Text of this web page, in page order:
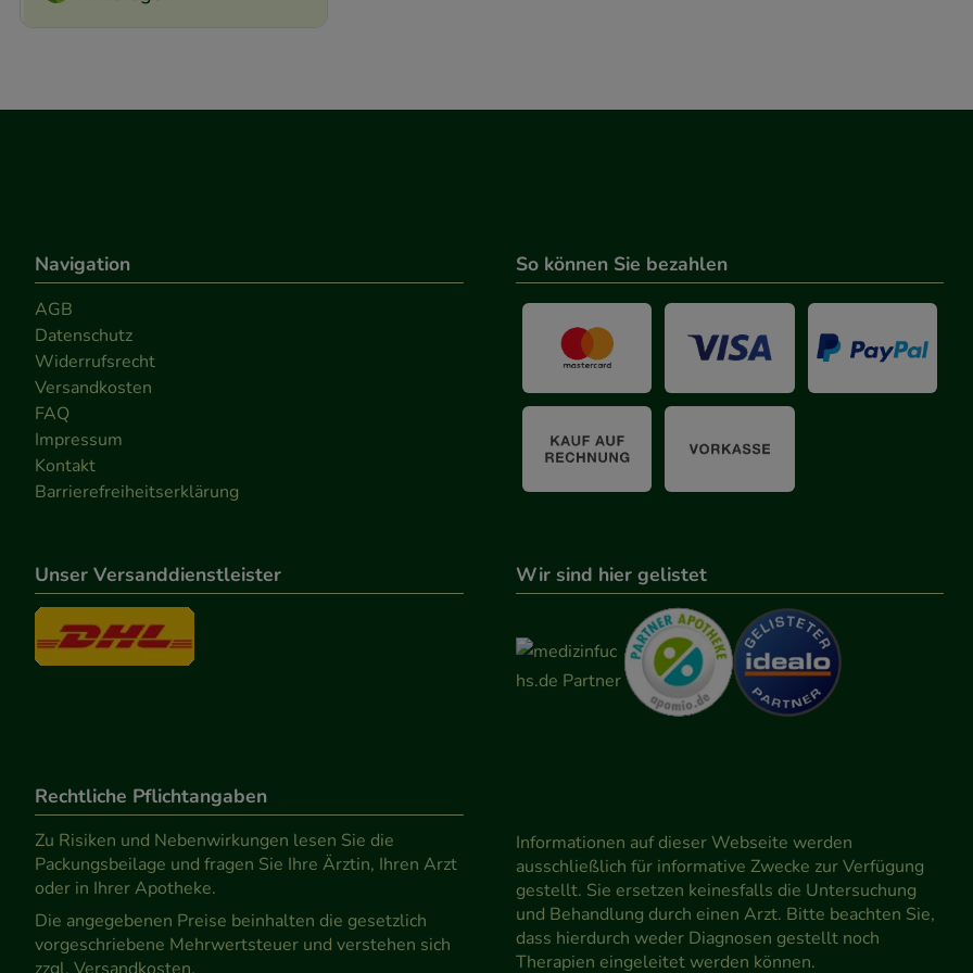
Navigation
AGB
Datenschutz
Widerrufsrecht
Versandkosten
FAQ
Impressum
Kontakt
Barrierefreiheitserklärung
So können Sie bezahlen
Unser Versanddienstleister Wir sind hier gelistet
Rechtliche Pflichtangaben
Zu Risiken und Nebenwirkungen lesen Sie die
Packungsbeilage und fragen Sie Ihre Ärztin, Ihren Arzt
oder in Ihrer Apotheke.
Die angegebenen Preise beinhalten die gesetzlich
vorgeschriebene Mehrwertsteuer und verstehen sich
Informationen auf dieser Webseite werden
ausschließlich für informative Zwecke zur Verfügung
gestellt. Sie ersetzen keinesfalls die Untersuchung
und Behandlung durch einen Arzt. Bitte beachten Sie,
dass hierdurch weder Diagnosen gestellt noch
Therapien eingeleitet werden können.